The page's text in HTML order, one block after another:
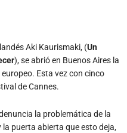
Aki Kaurismaki, (Un
), se abrió en Buenos Aires la
Esta vez con cinco
de Cannes.
la problemática de la
puerta abierta que esto deja,